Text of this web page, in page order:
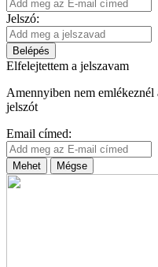
Jelszó:
Belépés
Elfelejtettem a jelszavam
Amennyiben nem
jelszót
Email címed:
Mehet Mégse